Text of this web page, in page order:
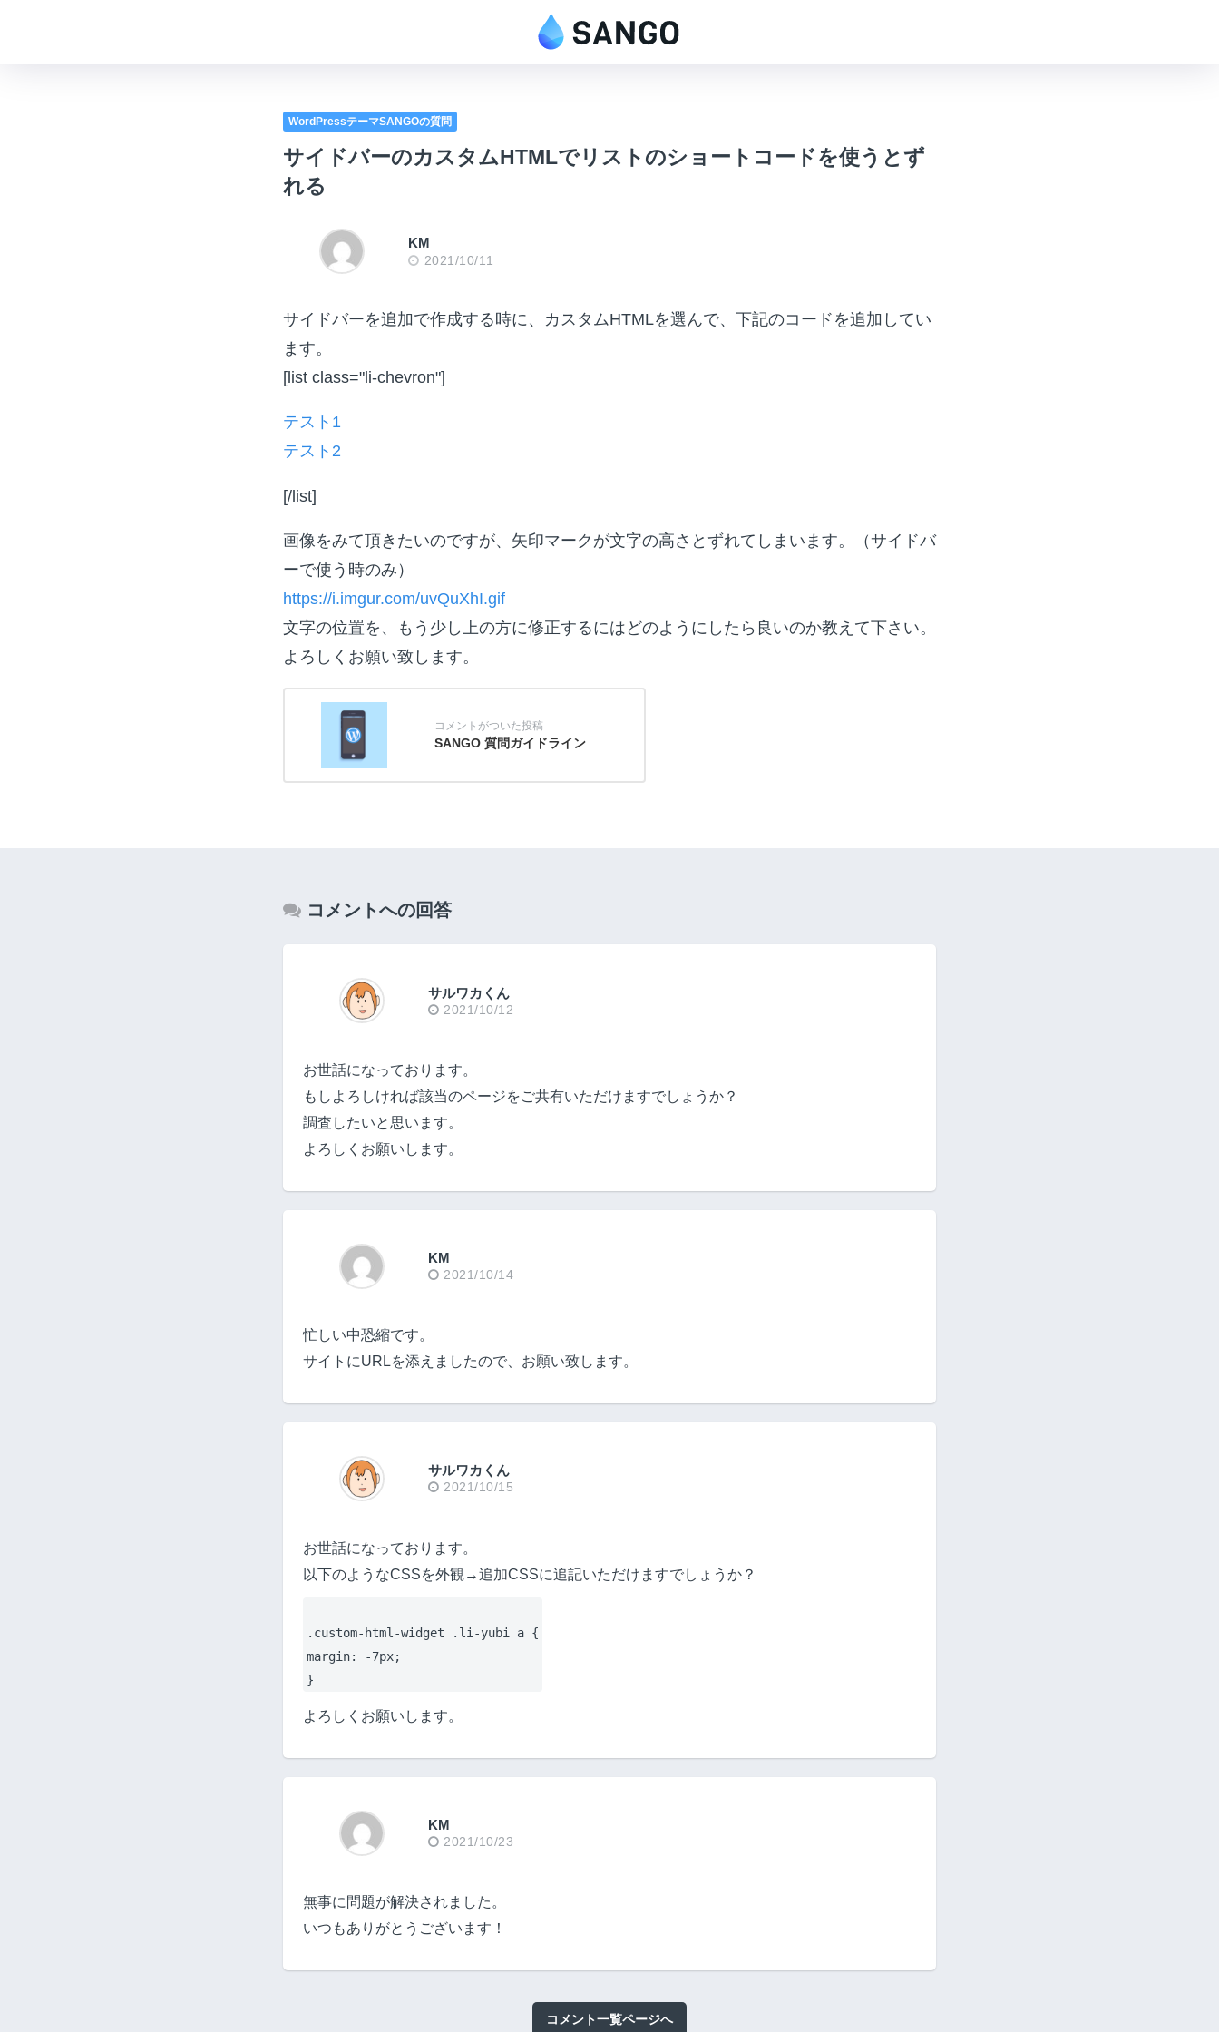
WordPressテーマSANGOの質問
サイドバーのカスタムHTMLでリストのショートコードを使うとず
れる
KM
2021/10/11
サイドバーを追加で作成する時に、カスタムHTMLを選んで、下記のコードを追加してい
ます。
[list class="li-chevron"]
テスト1
テスト2
[/list]
画像をみて頂きたいのですが、矢印マークが文字の高さとずれてしまいます。（サイドバ
ーで使う時のみ）
https://i.imgur.com/uvQuXhI.gif
文字の位置を、もう少し上の方に修正するにはどのようにしたら良いのか教えて下さい。
よろしくお願い致します。
SANGO 質問ガイドライン
コメントへの回答
サルワカくん
2021/10/12
お世話になっております。
もしよろしければ該当のページをご共有いただけますでしょうか？
調査したいと思います。
よろしくお願いします。
KM
2021/10/14
忙しい中恐縮です。
サイトにURLを添えましたので、お願い致します。
サルワカくん
2021/10/15
お世話になっております。
以下のようなCSSを外観→追加CSSに追記いただけますでしょうか？
.custom-html-widget .li-yubi a {
margin: -7px;
}
よろしくお願いします。
KM
2021/10/23
無事に問題が解決されました。
いつもありがとうございます！
コメント一覧ページへ